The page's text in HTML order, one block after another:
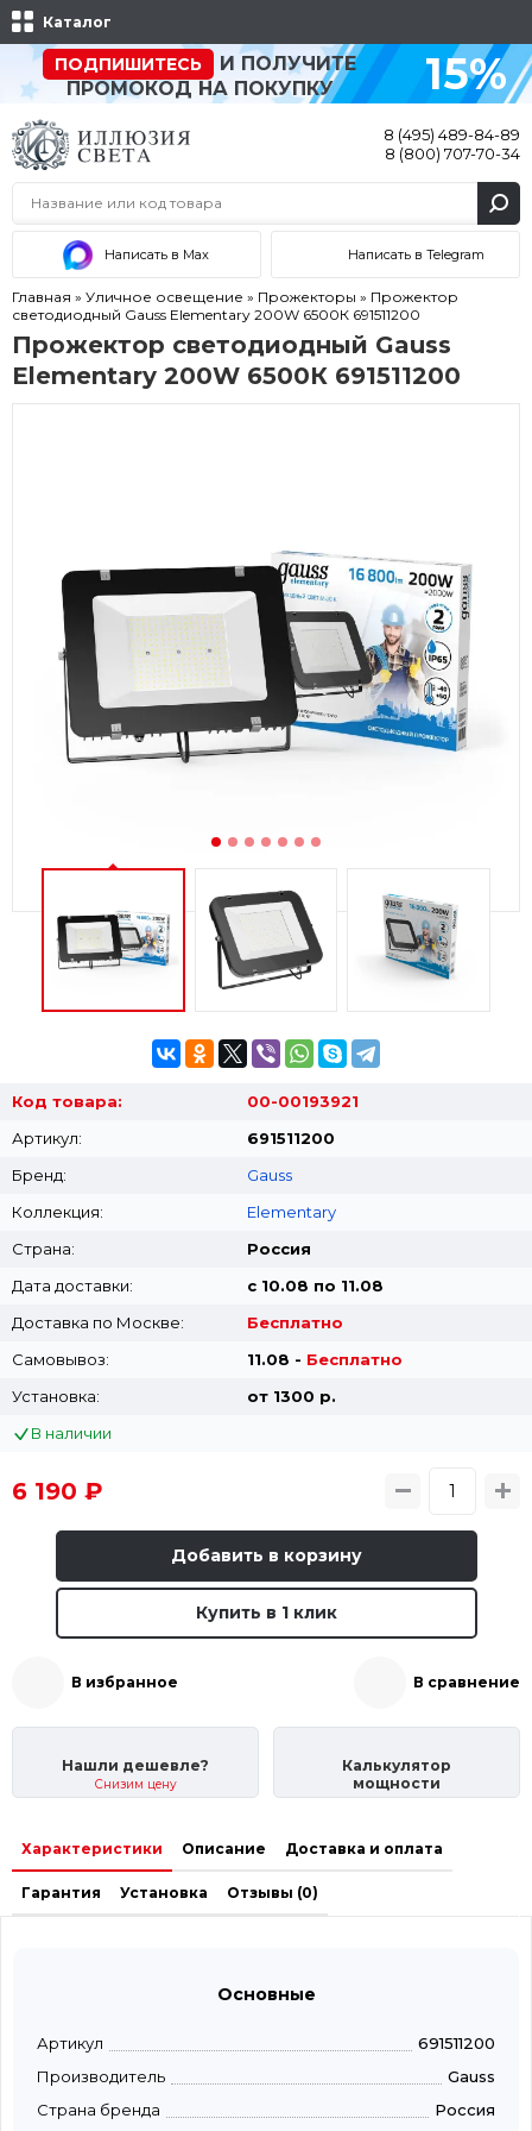
Каталог
ПОДПИШИТЕСЬ
И ПОЛУЧИТЕ
ПРОМОКОД НА ПОКУПКУ
15%
8 (495) 489-84-89
8 (800) 707-70-34
Написать в Max Написать в Telegram
Главная » Уличное освещение » Прожекторы » Прожектор
светодиодный Gauss Elementary 200W 6500К 691511200
Прожектор светодиодный Gauss
Elementary 200W 6500К 691511200
Код товара:
00-00193921
Артикул:
691511200
Бренд:
Gauss
Коллекция:
Elementary
Страна:
Россия
Дата доставки:
с 10.08 по 11.08
Доставка по Москве:
Бесплатно
Самовывоз:
11.08 - Бесплатно
Установка:
от 1300 p.
В наличии
6 190 ₽
Добавить в корзину
Купить в 1 клик
В избранное В сравнение
Нашли дешевле?
Снизим цену
Калькулятор
мощности
Характеристики Описание Доставка и оплата
Гарантия Установка Отзывы (0)
Основные
Артикул
691511200
Производитель
Gauss
Страна бренда
Россия